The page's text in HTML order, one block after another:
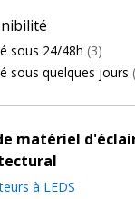
sous 24/48h (3)
sous quelques jours
matériel
à LEDS